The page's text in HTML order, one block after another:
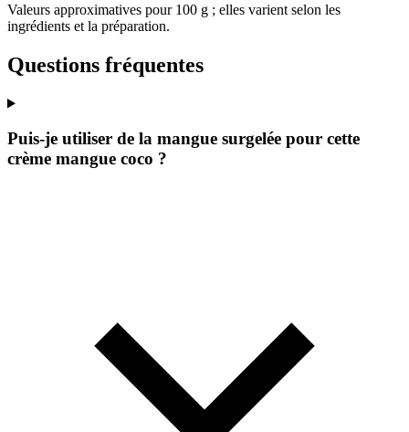
Valeurs approximatives pour 100 g ; elles varient selon les
ingrédients et la préparation.
Questions fréquentes
Puis-je utiliser de la mangue surgelée pour cette
crème mangue coco ?